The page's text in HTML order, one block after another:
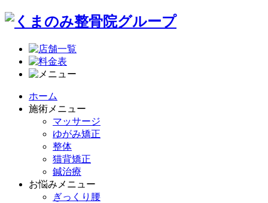
ホーム
施術メニュー
マッサージ
ゆがみ矯正
整体
猫背矯正
鍼治療
お悩みメニュー
ぎっくり腰